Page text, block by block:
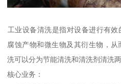
工业设备清洗‌是指对设备进行有效
腐蚀产物和微生物及其衍生物，
洗可以分为节能清洗和清洗剂清洗两
核心业务：